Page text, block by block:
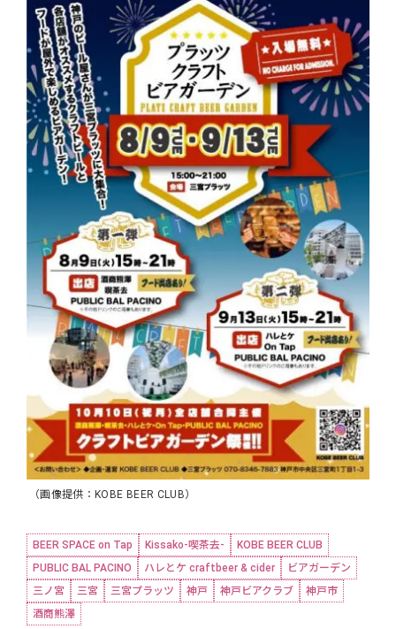
（画像提供：KOBE BEER CLUB）
BEER SPACE on Tap Kissako-喫茶去-
KOBE BEER CLUB
PUBLIC BAL PACINO
ハレとケ craftbeer & cider
ビアガーデン
三ノ宮
三宮 三宮プラッツ 神戸 神戸ビアクラブ
神戸市
酒商熊澤